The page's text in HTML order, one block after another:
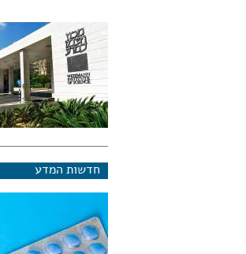
חדשות המדע